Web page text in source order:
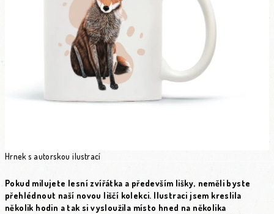
Hrnek s autorskou ilustrací
Pokud milujete lesní zvířátka a především lišky, neměli byste
přehlédnout naší novou liščí kolekci. Ilustraci jsem kreslila
několik hodin a tak si vysloužila místo hned na několika